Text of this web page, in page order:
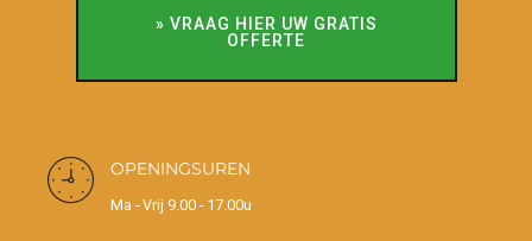
» VRAAG HIER UW GRATIS
OFFERTE
OPENINGSUREN
Ma - Vrij 9.00 - 17.00u